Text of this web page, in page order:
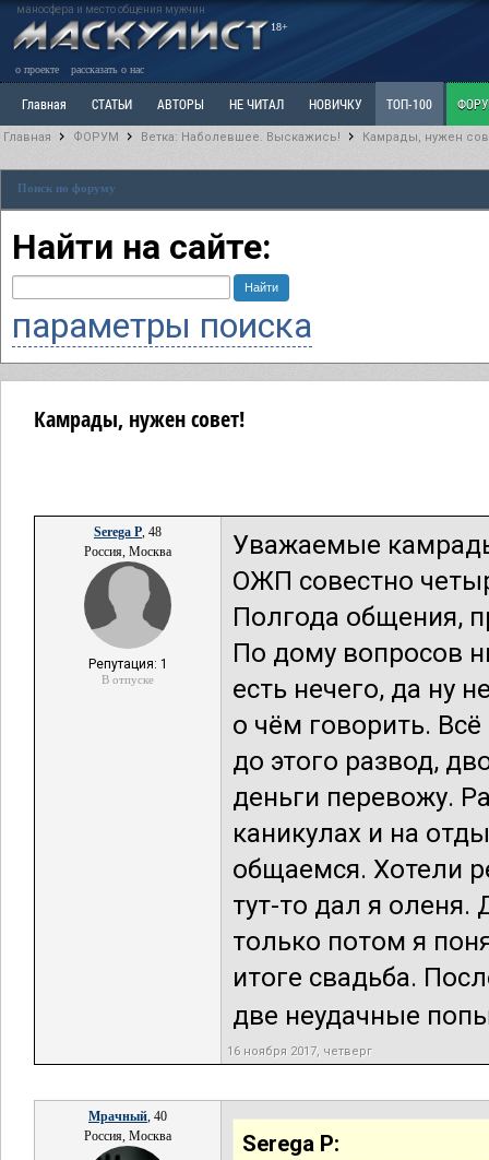
маносфера и место общения мужчин
18+
о проекте рассказать о нас
Главная СТАТЬИ АВТОРЫ НЕ ЧИТАЛ НОВИЧКУ ТОП-100
Ветка: Наболевшее. Выскажись!
РАЗДЕЛ: Разное
Главная ФОРУМ Ветка: Наболевшее. Выскажись! Камрады, нужен
Поиск по форуму
Найти на сайте:
параметры поиска
Камрады, нужен совет!
Serega P, 48
Россия, Москва
Репутация: 1
В отпуске
Уважаемые
ОЖП совестно
Полгода общения,
По дому вопросов
есть нечего, да ну
о чём говорить.
до этого развод,
деньги перевожу.
каникулах и на
общаемся. Хотели
тут-то дал я оленя.
только потом я
итоге свадьба.
две неудачные
16 ноября 2017, четверг
Мрачный, 40
Россия, Москва
Serega P: